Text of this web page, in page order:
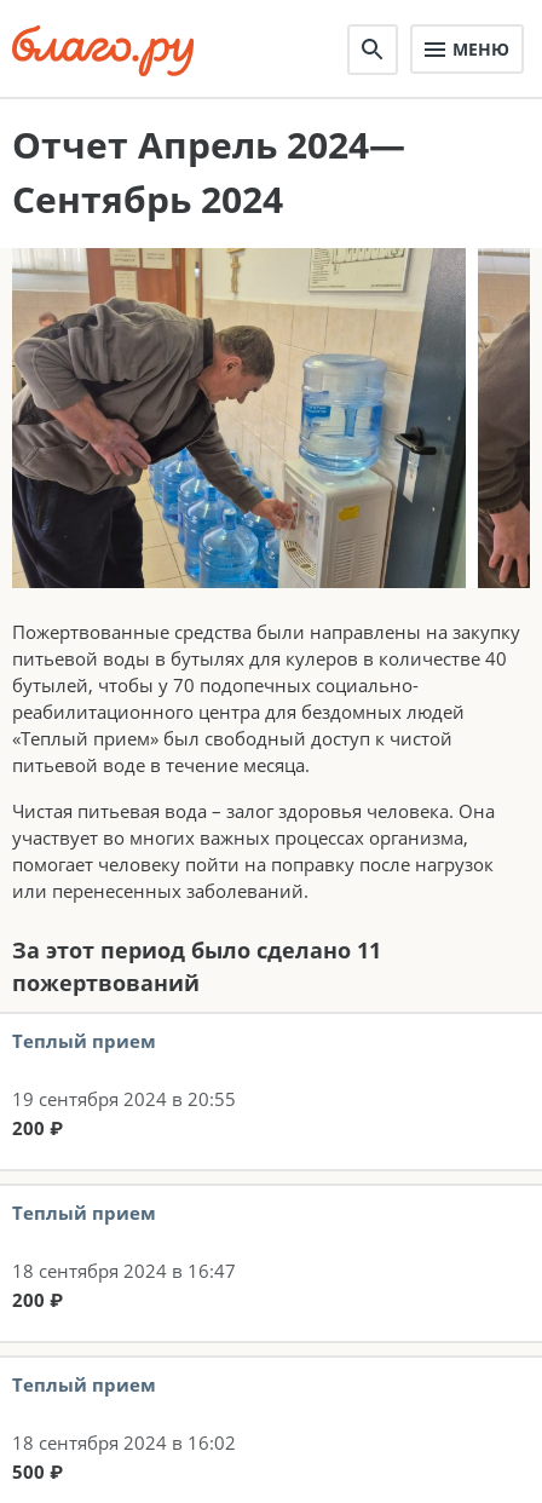
МЕНЮ
Отчет Апрель 2024—
Сентябрь 2024
Пожертвованные средства были направлены на закупку
питьевой воды в бутылях для кулеров в количестве 40
бутылей, чтобы у 70 подопечных социально-
реабилитационного центра для бездомных людей
«Теплый прием» был свободный доступ к чистой
питьевой воде в течение месяца.
Чистая питьевая вода – залог здоровья человека. Она
участвует во многих важных процессах организма,
помогает человеку пойти на поправку после нагрузок
или перенесенных заболеваний.
За этот период было сделано 11
пожертвований
Теплый прием
19 сентября 2024 в 20:55
200 ₽
Теплый прием
18 сентября 2024 в 16:47
200 ₽
Теплый прием
18 сентября 2024 в 16:02
500 ₽